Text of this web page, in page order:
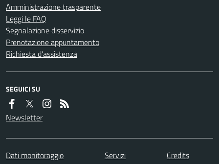
Amministrazione trasparente
Leggi le FAQ
Segnalazione disservizio
Prenotazione appuntamento
Richiesta d'assistenza
SEGUICI SU
Newsletter
Dati monitoraggio Servizi
Credits